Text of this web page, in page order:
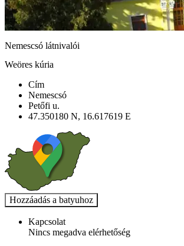
Nemescsó látnivalói
Weöres kúria
Cím
Nemescsó
Petőfi u.
47.350180 N, 16.617619 E
Kapcsolat
Nincs megadva elérhetőség